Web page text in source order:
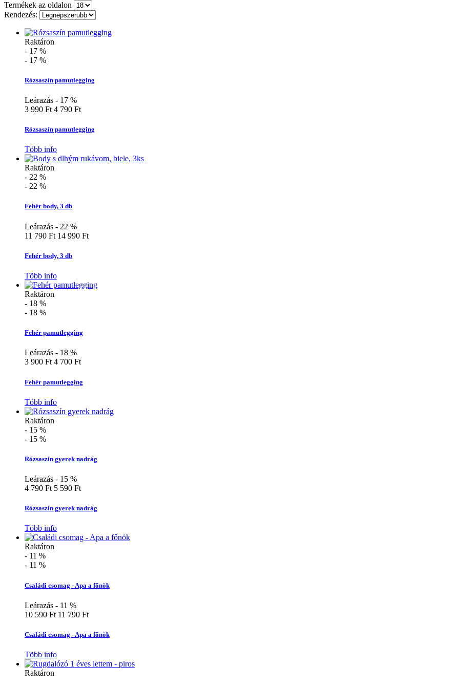
Termékek az oldalon
Rendezés:
Raktáron
- 17 %
- 17 %
Rózsaszín pamutlegging
Leárazás - 17 %
3 990 Ft 4 790 Ft
Rózsaszín pamutlegging
Több info
Raktáron
- 22 %
- 22 %
Fehér body, 3 db
Leárazás - 22 %
11 790 Ft 14 990 Ft
Fehér body, 3 db
Több info
Raktáron
- 18 %
- 18 %
Fehér pamutlegging
Leárazás - 18 %
3 900 Ft 4 700 Ft
Fehér pamutlegging
Több info
Raktáron
- 15 %
- 15 %
Rózsaszín gyerek nadrág
Leárazás - 15 %
4 790 Ft 5 590 Ft
Rózsaszín gyerek nadrág
Több info
Raktáron
- 11 %
- 11 %
Családi csomag - Apa a főnök
Leárazás - 11 %
10 590 Ft 11 790 Ft
Családi csomag - Apa a főnök
Több info
Raktáron